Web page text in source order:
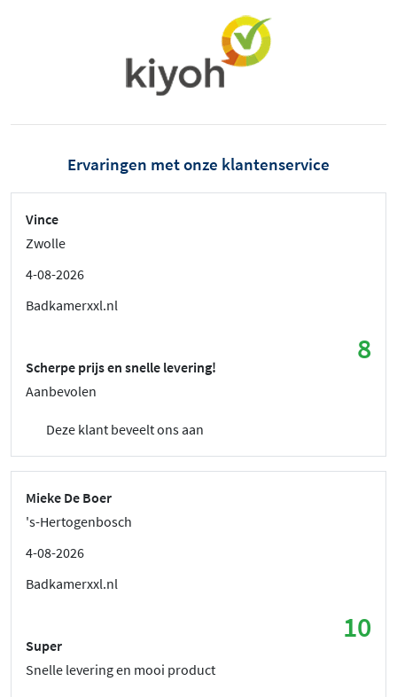
Ervaringen met onze klantenservice
Vince
Zwolle
4-08-2026
Badkamerxxl.nl
8
Scherpe prijs en snelle levering!
Aanbevolen
Deze klant beveelt ons aan
Mieke De Boer
's-Hertogenbosch
4-08-2026
Badkamerxxl.nl
10
Super
Snelle levering en mooi product